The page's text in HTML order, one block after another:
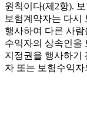
원칙이다(제2항).
보험계약자는 다시
행사하여 다른 사
수익자의 상속인을
지정권을 행사하기
자 또는 보험수익